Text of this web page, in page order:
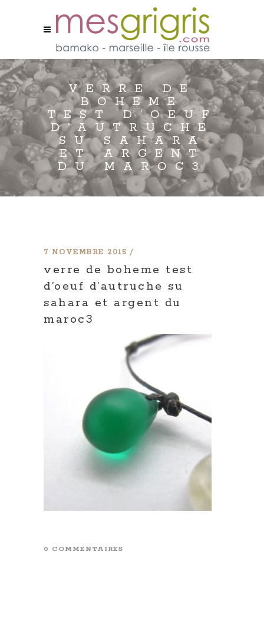
VERRE DE
BOHEME
TEST D’OEUF
D’AUTRUCHE
SU SAHARA
ET ARGENT
DU MAROC3
7 NOVEMBRE 2015
verre de boheme test
d’oeuf d’autruche su
sahara et argent du
maroc3
0 COMMENTAIRES